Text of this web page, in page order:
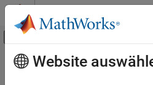
Weiter zum Inhalt
Umschaltung für
Startseite der Dokumentation
Hauptinhalt
Website